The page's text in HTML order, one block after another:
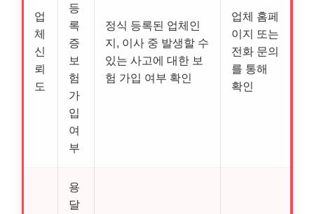
업
체
신
뢰
도
등
록
증
보
험
가
입
여
부
정식 등록된 업체인
지, 이사 중 발생할 수
있는 사고에 대한 보
험 가입 여부 확인
업체 홈페
이지 또는
전화 문의
를 통해
확인
용
달